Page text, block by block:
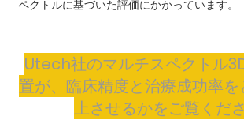
ペクトルに基づいた評価にかかっています。
Utech社のマルチスペクトル
置が、臨床精度と治療成功率を
上させるかをご覧くださ